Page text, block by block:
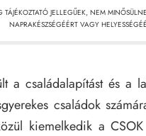
JELLEGŰEK, NEM
NAPRAKÉSZSÉGÉÉRT VAGY
a családalapítást és a
családok
kiemelkedik a